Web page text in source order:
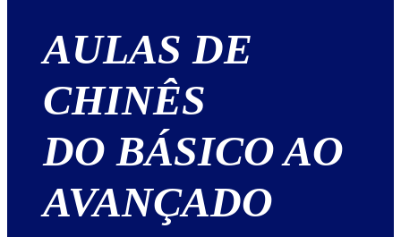
AULAS DE
CHINÊS
DO BÁSICO AO
AVANÇADO